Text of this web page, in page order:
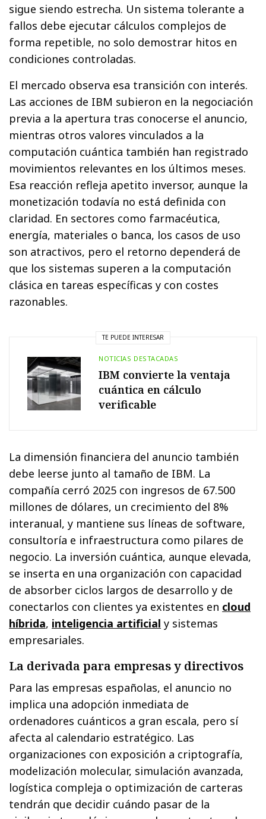
sigue siendo estrecha. Un sistema tolerante a
fallos debe ejecutar cálculos complejos de
forma repetible, no solo demostrar hitos en
condiciones controladas.
El mercado observa esa transición con interés.
Las acciones de IBM subieron en la negociación
previa a la apertura tras conocerse el anuncio,
mientras otros valores vinculados a la
computación cuántica también han registrado
movimientos relevantes en los últimos meses.
Esa reacción refleja apetito inversor, aunque la
monetización todavía no está definida con
claridad. En sectores como farmacéutica,
energía, materiales o banca, los casos de uso
son atractivos, pero el retorno dependerá de
que los sistemas superen a la computación
clásica en tareas específicas y con costes
razonables.
TE PUEDE INTERESAR
NOTICIAS DESTACADAS
IBM convierte la ventaja
cuántica en cálculo
verificable
La dimensión financiera del anuncio también
debe leerse junto al tamaño de IBM. La
compañía cerró 2025 con ingresos de 67.500
millones de dólares, un crecimiento del 8%
interanual, y mantiene sus líneas de software,
consultoría e infraestructura como pilares de
negocio. La inversión cuántica, aunque elevada,
se inserta en una organización con capacidad
de absorber ciclos largos de desarrollo y de
conectarlos con clientes ya existentes en cloud
híbrida, inteligencia artificial y sistemas
empresariales.
La derivada para empresas y directivos
Para las empresas españolas, el anuncio no
implica una adopción inmediata de
ordenadores cuánticos a gran escala, pero sí
afecta al calendario estratégico. Las
organizaciones con exposición a criptografía,
modelización molecular, simulación avanzada,
logística compleja o optimización de carteras
tendrán que decidir cuándo pasar de la